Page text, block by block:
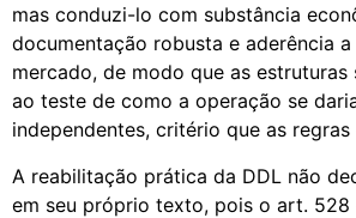
mas conduzi-lo com substância
documentação robusta e aderência
mercado, de modo que as estruturas
ao teste de como a operação se
independentes, critério que as
A reabilitação prática da DDL não
em seu próprio texto, pois o art. 528